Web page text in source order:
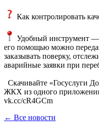
Как контролировать
Удобный инструмент
его помощью можно
заказывать поверку,
аварийные заявки при
Скачивайте «Госуслуги
ЖКХ из одного
vk.cc/cR4GCm
← Все новости